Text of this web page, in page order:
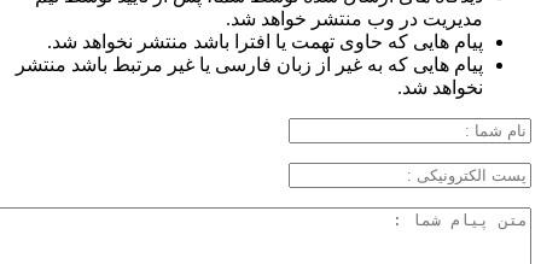
مدیریت در وب منتشر خواهد شد.
پیام هایی که حاوی تهمت یا افترا باشد منتشر نخواهد شد.
پیام هایی که به غیر از زبان فارسی یا غیر مرتبط باشد منتشر
نخواهد شد.